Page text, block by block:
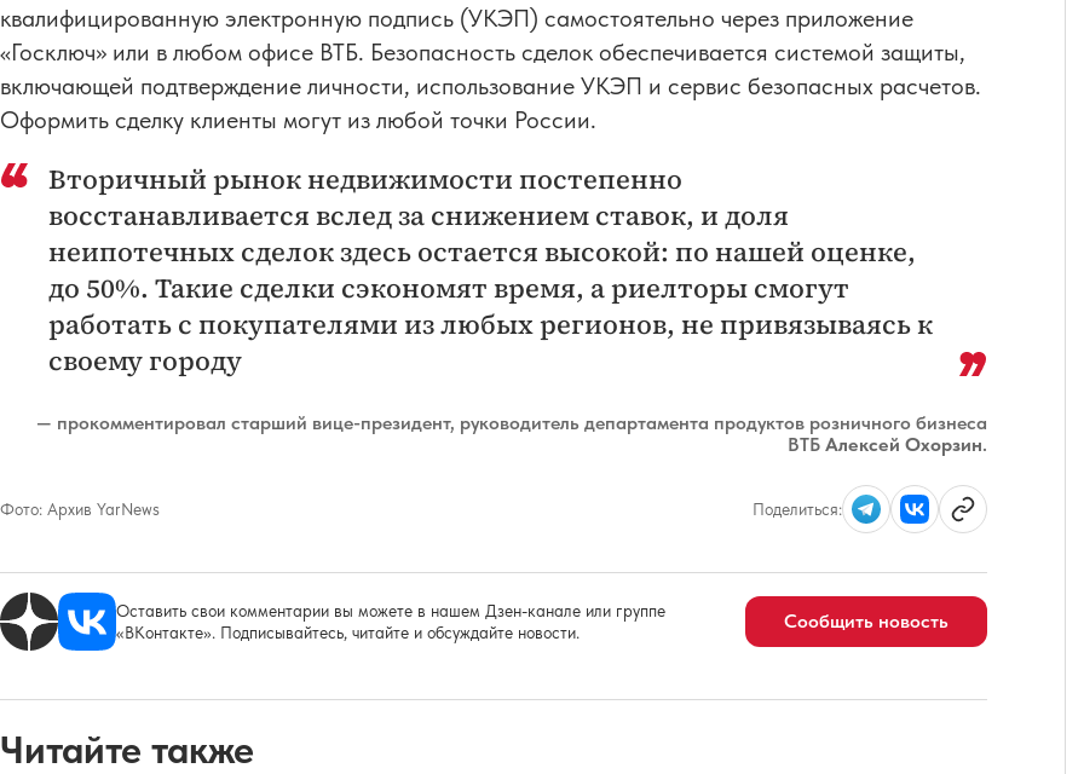
квалифицированную электронную подпись (УКЭП) самостоятельно через приложение
«Госключ» или в любом офисе ВТБ. Безопасность сделок обеспечивается системой защиты,
включающей подтверждение личности, использование УКЭП и сервис безопасных расчетов.
Оформить сделку клиенты могут из любой точки России.
Вторичный рынок недвижимости постепенно
восстанавливается вслед за снижением ставок, и доля
неипотечных сделок здесь остается высокой: по нашей оценке,
до 50%. Такие сделки сэкономят время, а риелторы смогут
работать с покупателями из любых регионов, не привязываясь к
своему городу
— прокомментировал старший вице-президент, руководитель департамента продуктов розничного бизнеса
ВТБ Алексей Охорзин.
Фото: Архив YarNews Поделиться:
Оставить свои комментарии вы можете в нашем Дзен-канале или группе
«ВКонтакте». Подписывайтесь, читайте и обсуждайте новости.
Сообщить новость
Читайте также